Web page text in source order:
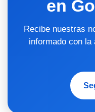
en
Recibe nuestras
informado con la